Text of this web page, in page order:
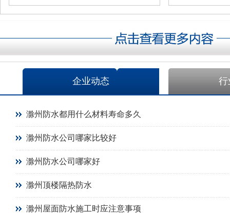
企业动态 行
滁州防水都用什么材料寿命多久
滁州防水公司哪家比较好
滁州防水公司哪家好
滁州顶楼隔热防水
滁州屋面防水施工时应注意事项